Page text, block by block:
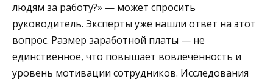
людям за работу?» — может спросить
руководитель. Эксперты уже нашли ответ на этот
вопрос. Размер заработной платы — не
единственное, что повышает вовлечённость и
уровень мотивации сотрудников. Исследования